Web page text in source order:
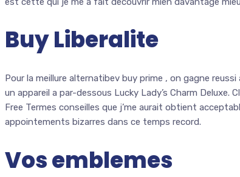
Buy Liberalite
Pour la meillure alternatibev buy prime , on gagne
un appareil a par-dessous Lucky Lady’s Charm
Free Termes conseilles que j’me aurait obtient
appointements bizarres dans ce temps record.
Vos emblemes